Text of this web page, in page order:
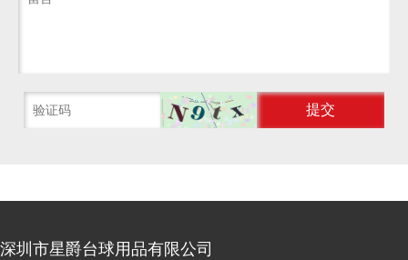
深圳市星爵台球用品有限公司